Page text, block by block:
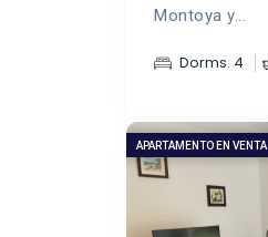
Montoya y...
Dorms. 4
APARTAMENTO EN VENTA